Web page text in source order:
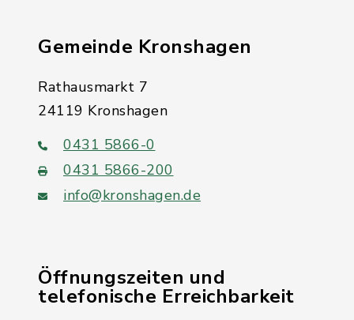
Gemeinde Kronshagen
Rathausmarkt 7
24119 Kronshagen
0431 5866-0
0431 5866-200
info@kronshagen.de
Öffnungszeiten und
telefonische Erreichbarkeit